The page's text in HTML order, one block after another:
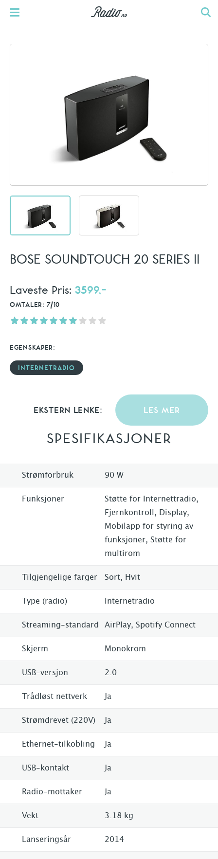
BOSE SOUNDTOUCH 20 SERIES II
Laveste Pris: 3599,-
OMTALER: 7/10
EGENSKAPER:
INTERNETRADIO
EKSTERN LENKE: LES MER
SPESIFIKASJONER
Strømforbruk 90 W
Funksjoner
Støtte for Internettradio,
Fjernkontroll, Display,
Mobilapp for styring av
funksjoner, Støtte for
multirom
Tilgjengelige farger Sort, Hvit
Type (radio) Internetradio
Streaming-standard AirPlay, Spotify Connect
Skjerm Monokrom
USB-versjon 2.0
Trådløst nettverk Ja
Strømdrevet (220V) Ja
Ethernet-tilkobling Ja
USB-kontakt Ja
Radio-mottaker Ja
Vekt 3.18 kg
Lanseringsår 2014